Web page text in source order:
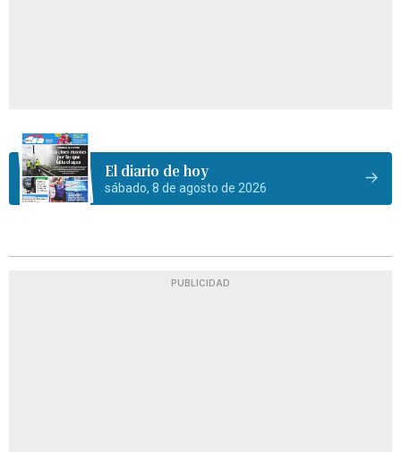
El diario de hoy
sábado, 8 de agosto de 2026
PUBLICIDAD